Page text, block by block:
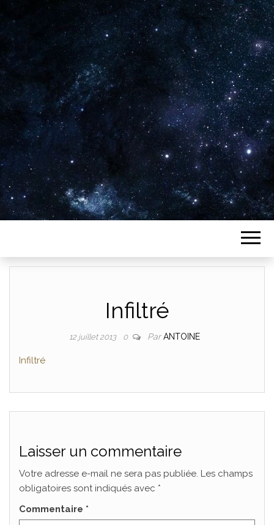
Plus de 2800 critiques de films
Infiltré
12 juillet 2013 0 ParANTOINE
Infiltré
Laisser un commentaire
Votre adresse e-mail ne sera pas publiée. Les champs
obligatoires sont indiqués avec *
Commentaire *